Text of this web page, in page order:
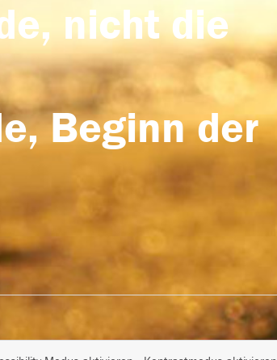
nicht die
Beginn der